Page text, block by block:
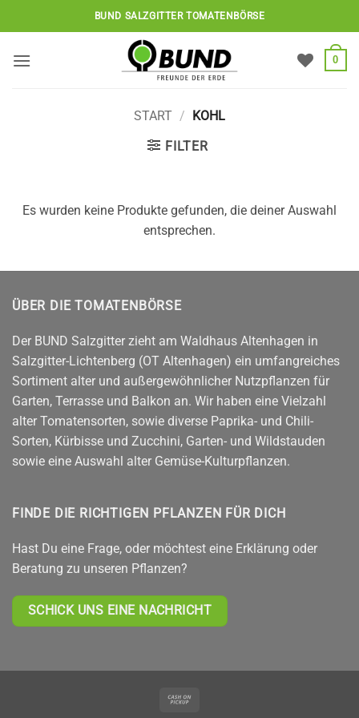
Inhalt
BUND SALZGITTER TOMATENBÖRSE
0
START / KOHL
FILTER
Es wurden keine Produkte gefunden, die deiner Auswahl
entsprechen.
ÜBER DIE TOMATENBÖRSE
Der BUND Salzgitter zieht am Waldhaus Altenhagen in
Salzgitter-Lichtenberg (OT Altenhagen) ein umfangreiches
Sortiment alter und außergewöhnlicher Nutzpflanzen für
Garten, Terrasse und Balkon an. Wir haben eine Vielzahl
alter Tomatensorten, sowie diverse Paprika- und Chili-
Sorten, Kürbisse und Zucchini, Garten- und Wildstauden
sowie eine Auswahl alter Gemüse-Kulturpflanzen.
FINDE DIE RICHTIGEN PFLANZEN FÜR DICH
Hast Du eine Frage, oder möchtest eine Erklärung oder
Beratung zu unseren Pflanzen?
SCHICK UNS EINE NACHRICHT